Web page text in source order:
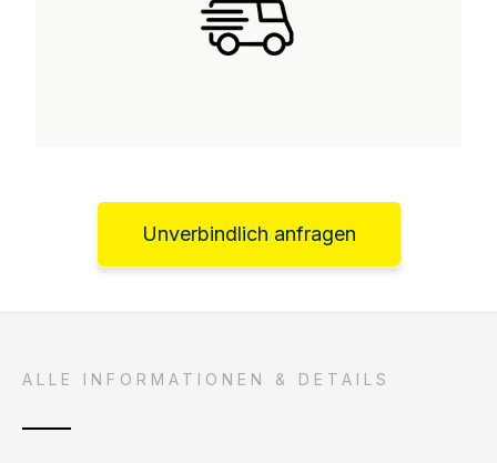
Unverbindlich anfragen
ALLE INFORMATIONEN & DETAILS